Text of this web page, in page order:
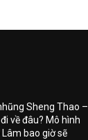
Sheng Thao –
về đâu? Mô hình
Lâm bao giờ sẽ